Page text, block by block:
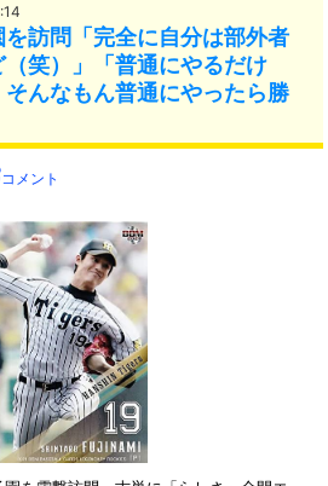
訪問「完全に自分は部外者
笑）」「普通にやるだけ
そんなもん普通にやったら勝
コメント